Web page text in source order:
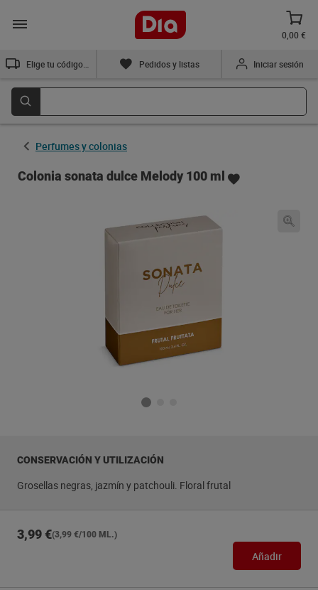
0,00 €
Pedidos y listas Iniciar sesión
Perfumes y colonias
Colonia sonata dulce Melody 100 ml
CONSERVACIÓN Y UTILIZACIÓN
Grosellas negras, jazmín y patchouli. Floral frutal
3,99 €(3,99 €/100 ML.)
Añadir